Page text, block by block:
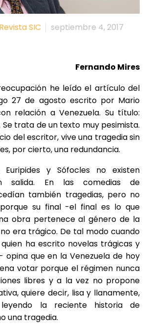
SIC septiembre 4, 2017
Fernando Mires
he leído el artículo del
27 de agosto escrito por Mario
relación a Venezuela. Su título:
Se trata de un texto muy pesimista.
del escritor, vive una tragedia sin
por cierto, una redundancia.
Euripides y Sófocles no existen
salida. En las comedias de
también tragedias, pero no
su final -el final es lo que
obra pertenece al género de la
era trágico. De tal modo cuando
ha escrito novelas trágicas y
que en la Venezuela de hoy
votar porque el régimen nunca
libres y a la vez no propone
quiere decir, lisa y llanamente,
la reciente historia de
una tragedia.